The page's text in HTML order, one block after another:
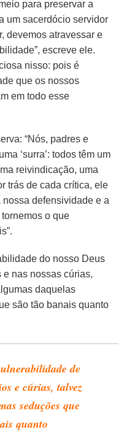
para preservar a
um sacerdócio servidor
devemos atravessar e
escreve ele.
nisso: pois é
que os nossos
em todo esse
“Nós, padres e
‘surra’: todos têm um
reivindicação, uma
trás de cada crítica, ele
nossa defensividade e a
o que
do nosso Deus
nas nossas cúrias,
daquelas
são tão banais quanto
de
e cúrias, talvez
seduções que
quanto